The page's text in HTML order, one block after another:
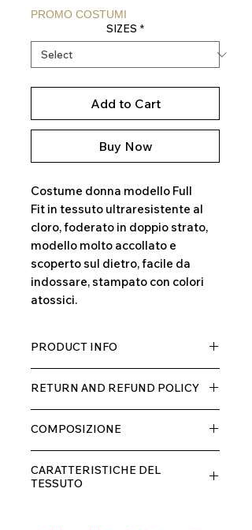
PROMO COSTUMI
SIZES *
Add to Cart
Buy Now
Costume donna modello Full
Fit in tessuto ultraresistente al
cloro, foderato in doppio strato,
modello molto accollato e
scoperto sul dietro, facile da
indossare, stampato con colori
atossici.
PRODUCT INFO
di elastane, molto comodo per chi lo
indossa grazia alla sua elastcità, in
doppio strato con fodera.
RETURN AND REFUND POLICY
entro 10 giorni dal ricevimento,
rimborseremo il cliente, escluse le
spese di spedizione, non appena
riceveremo la merce resa ed
COMPOSIZIONE
20% ELASTANE
CARATTERISTICHE DEL
TESSUTO